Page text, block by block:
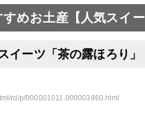
めお土産【人気スイー
イーツ「茶の露ほろり」
rd/p/000001011.000003860.html